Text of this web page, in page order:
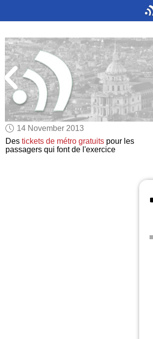
14 November 2013
Destickets de métro gratuits pour les
passagers qui font de l'exercice